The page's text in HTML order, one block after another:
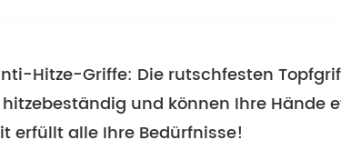
Hitze-Griffe: Die rutschfesten
und können Ihre Hände
erfüllt alle Ihre Bedürfnisse!